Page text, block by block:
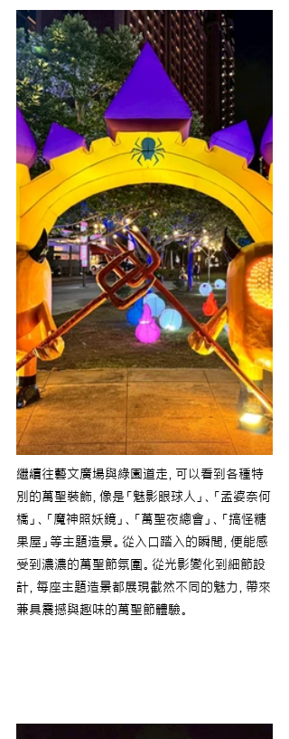
繼續往藝文廣場與綠園道走，可以看到各種特
別的萬聖裝飾，像是「魅影眼球人」、「孟婆奈何
橋」、「魔神照妖鏡」、「萬聖夜總會」、「搞怪糖
果屋」等主題造景。從入口踏入的瞬間，便能感
受到濃濃的萬聖節氛圍。從光影變化到細節設
計，每座主題造景都展現截然不同的魅力，帶來
兼具震撼與趣味的萬聖節體驗。